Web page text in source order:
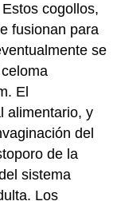
cogollos,
fusionan para
se
. El
alimentario, y
del
de la
sistema
Los